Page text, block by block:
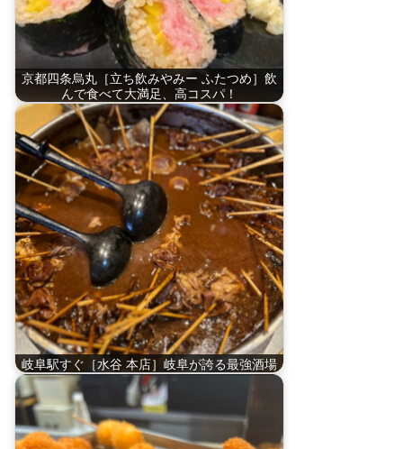
京都四条烏丸［立ち飲みやみー ふたつめ］飲
んで食べて大満足、高コスパ！
岐阜駅すぐ［水谷 本店］岐阜が誇る最強酒場